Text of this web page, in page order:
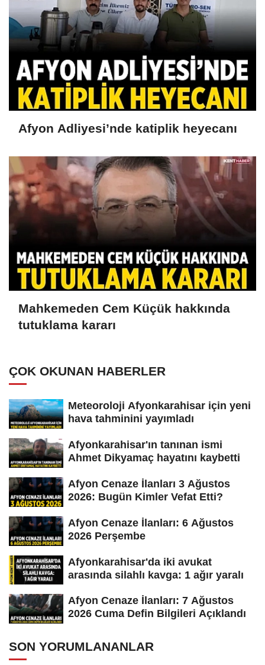
Afyon Adliyesi’nde katiplik heyecanı
Mahkemeden Cem Küçük hakkında
tutuklama kararı
ÇOK OKUNAN HABERLER
Meteoroloji Afyonkarahisar için yeni
hava tahminini yayımladı
Afyonkarahisar'ın tanınan ismi
Ahmet Dikyamaç hayatını kaybetti
Afyon Cenaze İlanları 3 Ağustos
2026: Bugün Kimler Vefat Etti?
Afyon Cenaze İlanları: 6 Ağustos
2026 Perşembe
Afyonkarahisar'da iki avukat
arasında silahlı kavga: 1 ağır yaralı
Afyon Cenaze İlanları: 7 Ağustos
2026 Cuma Defin Bilgileri Açıklandı
SON YORUMLANANLAR